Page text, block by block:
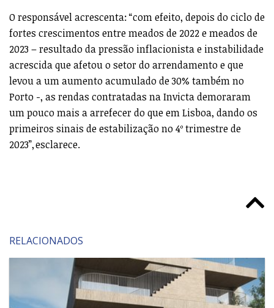
O responsável acrescenta: “com efeito, depois do ciclo de
fortes crescimentos entre meados de 2022 e meados de
2023 – resultado da pressão inflacionista e instabilidade
acrescida que afetou o setor do arrendamento e que
levou a um aumento acumulado de 30% também no
Porto -, as rendas contratadas na Invicta demoraram
um pouco mais a arrefecer do que em Lisboa, dando os
primeiros sinais de estabilização no 4º trimestre de
2023”, esclarece.
RELACIONADOS